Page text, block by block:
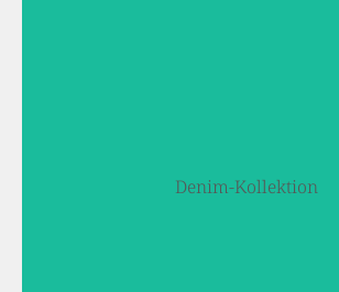
Denim-Kollektion